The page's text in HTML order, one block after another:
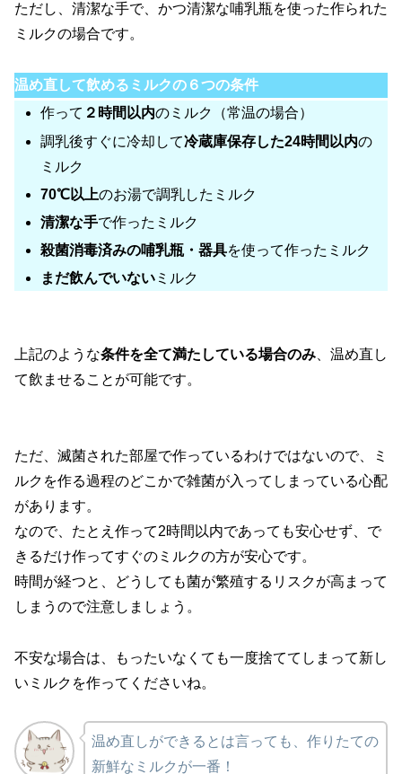
ただし、清潔な手で、かつ清潔な哺乳瓶を使った作られた
ミルクの場合です。
温め直して飲めるミルクの６つの条件
作って ２時間以内のミルク（常温の場合）
調乳後すぐに冷却して冷蔵庫保存した24時間以内の
ミルク
70℃以上のお湯で調乳したミルク
清潔な手で作ったミルク
殺菌消毒済みの哺乳瓶・器具を使って作ったミルク
まだ飲んでいない ミルク
上記のような条件を全て満たしている場合のみ 、温め直し
て飲ませることが可能です。
ただ、滅菌された部屋で作っているわけではないので、ミ
ルクを作る過程のどこかで雑菌が入ってしまっている心配
があります。
なので、たとえ作って2時間以内であっても安心せず、で
きるだけ作ってすぐのミルクの方が安心です。
時間が経つと、どうしても菌が繁殖するリスクが高まって
しまうので注意しましょう。
不安な場合は、もったいなくても一度捨ててしまって新し
いミルクを作ってくださいね。
温め直しができるとは言っても、作りたての
新鮮なミルクが一番！